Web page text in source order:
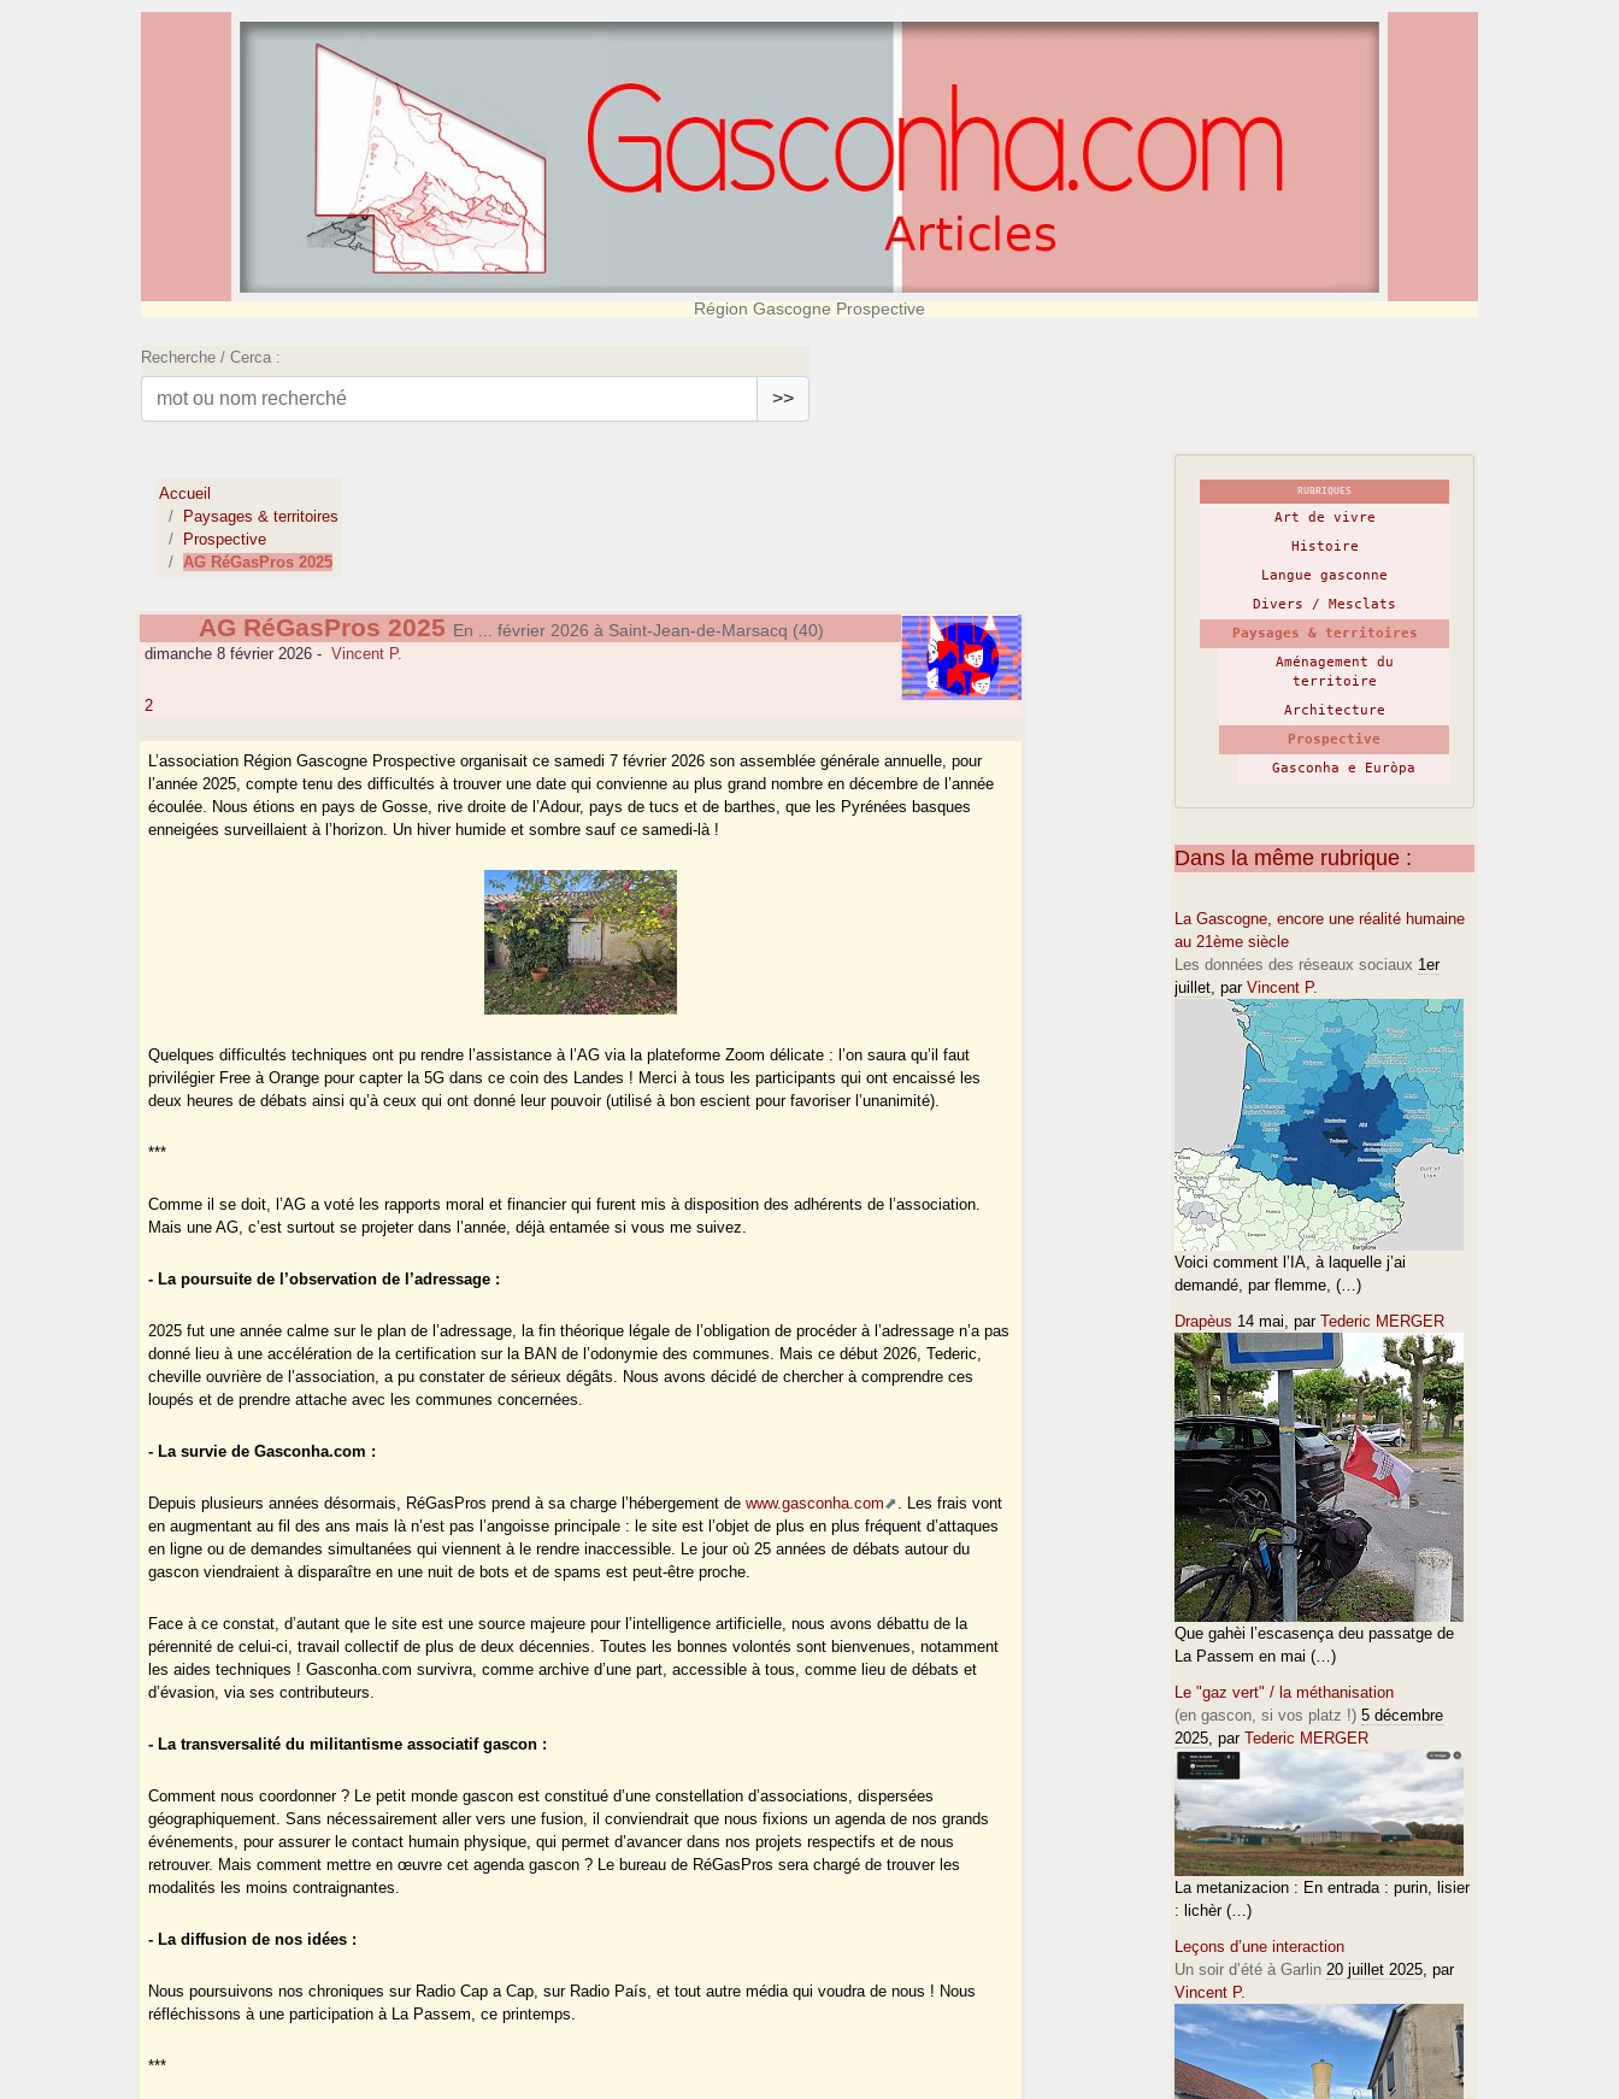
Région Gascogne Prospective
Recherche / Cerca :
>>
Accueil
Paysages & territoires
Prospective
AG RéGasPros 2025
AG RéGasPros 2025 En ... février 2026 à Saint-Jean-de-Marsacq (40)
dimanche 8 février 2026 - Vincent P.
2
L’association Région Gascogne Prospective organisait ce samedi 7 février 2026 son assemblée générale annuelle, pour
l’année 2025, compte tenu des difficultés à trouver une date qui convienne au plus grand nombre en décembre de l’année
écoulée. Nous étions en pays de Gosse, rive droite de l’Adour, pays de tucs et de barthes, que les Pyrénées basques
enneigées surveillaient à l’horizon. Un hiver humide et sombre sauf ce samedi-là !
Quelques difficultés techniques ont pu rendre l’assistance à l’AG via la plateforme Zoom délicate : l’on saura qu’il faut
privilégier Free à Orange pour capter la 5G dans ce coin des Landes ! Merci à tous les participants qui ont encaissé les
deux heures de débats ainsi qu’à ceux qui ont donné leur pouvoir (utilisé à bon escient pour favoriser l’unanimité).
***
Comme il se doit, l’AG a voté les rapports moral et financier qui furent mis à disposition des adhérents de l’association.
Mais une AG, c’est surtout se projeter dans l’année, déjà entamée si vous me suivez.
- La poursuite de l’observation de l’adressage :
2025 fut une année calme sur le plan de l’adressage, la fin théorique légale de l’obligation de procéder à l’adressage n’a pas
donné lieu à une accélération de la certification sur la BAN de l’odonymie des communes. Mais ce début 2026, Tederic,
cheville ouvrière de l’association, a pu constater de sérieux dégâts. Nous avons décidé de chercher à comprendre ces
loupés et de prendre attache avec les communes concernées.
- La survie de Gasconha.com :
Depuis plusieurs années désormais, RéGasPros prend à sa charge l’hébergement dewww.gasconha.com
. Les frais vont
en augmentant au fil des ans mais là n’est pas l’angoisse principale : le site est l’objet de plus en plus fréquent d’attaques
en ligne ou de demandes simultanées qui viennent à le rendre inaccessible. Le jour où 25 années de débats autour du
gascon viendraient à disparaître en une nuit de bots et de spams est peut-être proche.
Face à ce constat, d’autant que le site est une source majeure pour l’intelligence artificielle, nous avons débattu de la
pérennité de celui-ci, travail collectif de plus de deux décennies. Toutes les bonnes volontés sont bienvenues, notamment
les aides techniques ! Gasconha.com survivra, comme archive d’une part, accessible à tous, comme lieu de débats et
d’évasion, via ses contributeurs.
- La transversalité du militantisme associatif gascon :
Comment nous coordonner ? Le petit monde gascon est constitué d’une constellation d’associations, dispersées
géographiquement. Sans nécessairement aller vers une fusion, il conviendrait que nous fixions un agenda de nos grands
événements, pour assurer le contact humain physique, qui permet d’avancer dans nos projets respectifs et de nous
retrouver. Mais comment mettre en œuvre cet agenda gascon ? Le bureau de RéGasPros sera chargé de trouver les
modalités les moins contraignantes.
- La diffusion de nos idées :
Nous poursuivons nos chroniques sur Radio Cap a Cap, sur Radio País, et tout autre média qui voudra de nous ! Nous
réfléchissons à une participation à La Passem, ce printemps.
***
RUBRIQUES
Art de vivre
Histoire
Langue gasconne
Divers / Mesclats
Paysages & territoires
Aménagement du
territoire
Architecture
Prospective
Gasconha e Euròpa
Dans la même rubrique :
La Gascogne, encore une réalité humaine
au 21ème siècle
Les données des réseaux sociaux 1er
juillet, par Vincent P.
Voici comment l’IA, à laquelle j’ai
demandé, par flemme, (…)
Drapèus 14 mai, par Tederic MERGER
Que gahèi l’escasença deu passatge de
La Passem en mai (…)
Le "gaz vert" / la méthanisation
(en gascon, si vos platz !) 5 décembre
2025, par Tederic MERGER
La metanizacion : En entrada : purin, lisier
: lichèr (…)
Leçons d’une interaction
Un soir d’été à Garlin 20 juillet 2025, par
Vincent P.